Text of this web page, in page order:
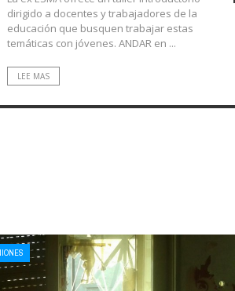
dirigido a docentes y trabajadores de la
educación que busquen trabajar estas
temáticas con jóvenes. ANDAR en ...
LEE MAS